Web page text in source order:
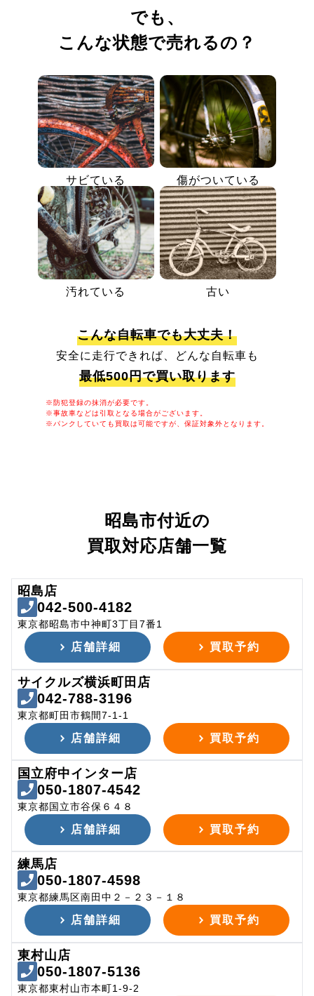
でも、
こんな状態で売れるの？
サビている 傷がついている
汚れている 古い
こんな自転車でも大丈夫！
安全に走行できれば、どんな自転車も
最低500円で買い取ります
※防犯登録の抹消が必要です。
※事故車などは引取となる場合がございます。
※パンクしていても買取は可能ですが、保証対象外となります。
昭島市付近の
買取対応店舗一覧
昭島店
042-500-4182
東京都昭島市中神町3丁目7番1
店舗詳細 買取予約
サイクルズ横浜町田店
042-788-3196
東京都町田市鶴間7-1-1
店舗詳細 買取予約
国立府中インター店
050-1807-4542
東京都国立市谷保６４８
店舗詳細 買取予約
練馬店
050-1807-4598
東京都練馬区南田中２－２３－１８
店舗詳細 買取予約
東村山店
050-1807-5136
東京都東村山市本町1-9-2